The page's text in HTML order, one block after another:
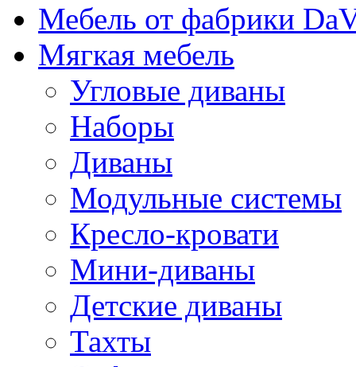
Мебель от фабрики
Мягкая мебель
Угловые диваны
Наборы
Диваны
Модульные системы
Кресло-кровати
Мини-диваны
Детские диваны
Тахты